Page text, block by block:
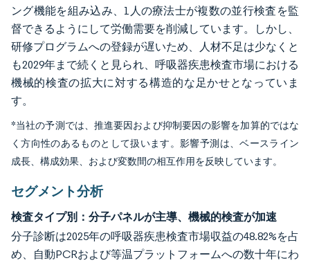
ング機能を組み込み、1人の療法士が複数の並行検査を監
督できるようにして労働需要を削減しています。しかし、
研修プログラムへの登録が遅いため、人材不足は少なくと
も2029年まで続くと見られ、呼吸器疾患検査市場における
機械的検査の拡大に対する構造的な足かせとなっていま
す。
*当社の予測では、推進要因および抑制要因の影響を加算的ではな
く方向性のあるものとして扱います。影響予測は、ベースライン
成長、構成効果、および変数間の相互作用を反映しています。
セグメント分析
検査タイプ別：分子パネルが主導、機械的検査が加速
分子診断は2025年の呼吸器疾患検査市場収益の48.82%を占
め、自動PCRおよび等温プラットフォームへの数十年にわ